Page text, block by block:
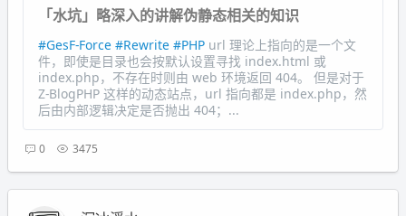
「水坑」略深入的讲解伪静态相关的知识
#GesF-Force #Rewrite #PHP url 理论上指向的是一个文
件，即使是目录也会按默认设置寻找 index.html 或
index.php，不存在时则由 web 环境返回 404。 但是对于
Z-BlogPHP 这样的动态站点，url 指向都是 index.php，然
后由内部逻辑决定是否抛出 404；...
0 3475